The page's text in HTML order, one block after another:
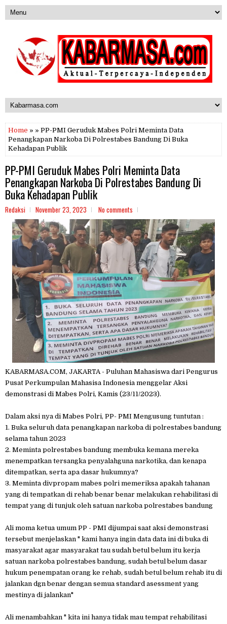
Home » » PP-PMI Geruduk Mabes Polri Meminta Data
Penangkapan Narkoba Di Polrestabes Bandung Di Buka
Kehadapan Publik
PP-PMI Geruduk Mabes Polri Meminta Data
Penangkapan Narkoba Di Polrestabes Bandung Di
Buka Kehadapan Publik
Redaksi November 23, 2023 No comments
KABARMASA.COM, JAKARTA - Puluhan Mahasiswa dari Pengurus
Pusat Perkumpulan Mahasisa Indonesia menggelar Aksi
demonstrasi di Mabes Polri, Kamis (23/11/2023).
Dalam aksi nya di Mabes Polri, PP- PMI Mengusung tuntutan :
1. Buka seluruh data penangkapan narkoba di polrestabes bandung
selama tahun 2023
2. Meminta polrestabes bandung membuka kemana mereka
menempatkan tersangka penyalahguna narkotika, dan kenapa
ditempatkan, serta apa dasar hukumnya?
3. Meminta divpropam mabes polri memeriksa apakah tahanan
yang di tempatkan di rehab benar benar melakukan rehabilitasi di
tempat yang di tunjuk oleh satuan narkoba polrestabes bandung
Ali moma ketua umum PP - PMI dijumpai saat aksi demonstrasi
tersebut menjelaskan " kami hanya ingin data data ini di buka di
masyarakat agar masyarakat tau sudah betul belum itu kerja
satuan narkoba polrestabes bandung, sudah betul belum dasar
hukum penempatan orang ke rehab, sudah betul belum rehab itu di
jalankan dgn benar dengan semua standard asessment yang
mestinya di jalankan"
Ali menambahkan " kita ini hanya tidak mau tempat rehabilitasi